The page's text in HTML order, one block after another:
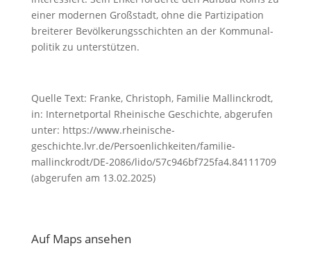
ei­ner mo­der­nen Groß­stadt, oh­ne die Par­ti­zi­pa­ti­on
brei­te­rer Be­völ­ke­rungs­schich­ten an der Kom­mu­nal­
po­li­tik zu unterstützen.
Quelle Text: Franke, Christoph, Familie Mallinckrodt,
in: Internetportal Rheinische Geschichte, abgerufen
unter: https://www.rheinische-
geschichte.lvr.de/Persoenlichkeiten/familie-
mallinckrodt/DE-2086/lido/57c946bf725fa4.84111709
(abgerufen am 13.02.2025)
Auf Maps ansehen